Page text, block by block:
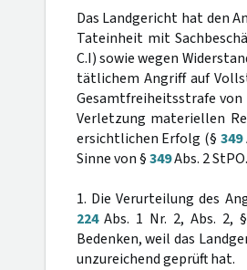
Das Landgericht hat den
Tateinheit mit
C.I) sowie wegen
tätlichem Angriff auf
Gesamtfreiheitsstrafe
Verletzung materiellen
ersichtlichen Erfolg (§349
Sinne von §349Abs. 2 StPO.
1. Die Verurteilung des
224Abs. 1 Nr. 2, Abs. 2, §
Bedenken, weil das
unzureichend geprüft hat.